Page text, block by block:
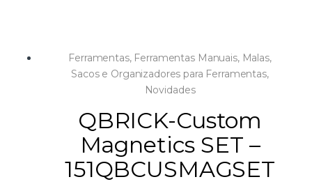
Ferramentas, Ferramentas Manuais, Malas,
Sacos e Organizadores para Ferramentas,
Novidades
QBRICK-Custom
Magnetics SET –
151QBCUSMAGSET